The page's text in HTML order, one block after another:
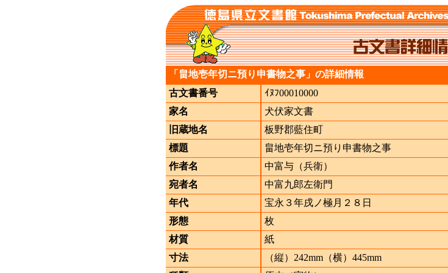
「畠地壱年切ニ預り申書物之事」の詳細情報
古文書番号
ｲﾇﾌ00010000
家名
犬伏家文書
旧蔵地名
板野郡藍住町
標題
畠地壱年切ニ預り申書物之事
作者名
中富与（兵衛）
宛者名
中富九郎左衛門
年代
宝永３年戌ノ極月２８日
形態
枚
材質
紙
寸法
（縦）242mm（横）445mm